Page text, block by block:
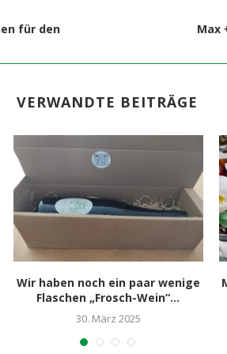
für den
Max
VERWANDTE BEITRÄGE
Wir haben noch ein paar wenige
Flaschen „Frosch-Wein“...
30. März 2025